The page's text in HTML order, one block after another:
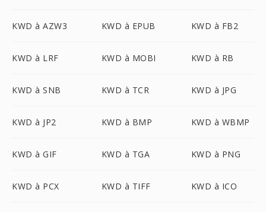
KWD à AZW3 KWD à EPUB KWD à FB2
KWD à LRF KWD à MOBI KWD à RB
KWD à SNB KWD à TCR KWD à JPG
KWD à JP2 KWD à BMP KWD à WBMP
KWD à GIF KWD à TGA KWD à PNG
KWD à PCX KWD à TIFF KWD à ICO